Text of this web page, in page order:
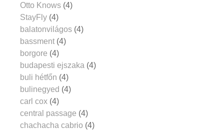
Otto Knows (4)
StayFly (4)
balatonvilágos (4)
bassment (4)
borgore (4)
budapesti ejszaka (4)
buli hétfőn (4)
bulinegyed (4)
carl cox (4)
central passage (4)
chachacha cabrio (4)